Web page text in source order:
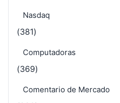
Nasdaq
(381)
Computadoras
(369)
Comentario de Mercado